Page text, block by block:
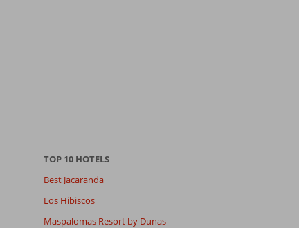
TOP 10 HOTELS
Best Jacaranda
Los Hibiscos
Maspalomas Resort by Dunas